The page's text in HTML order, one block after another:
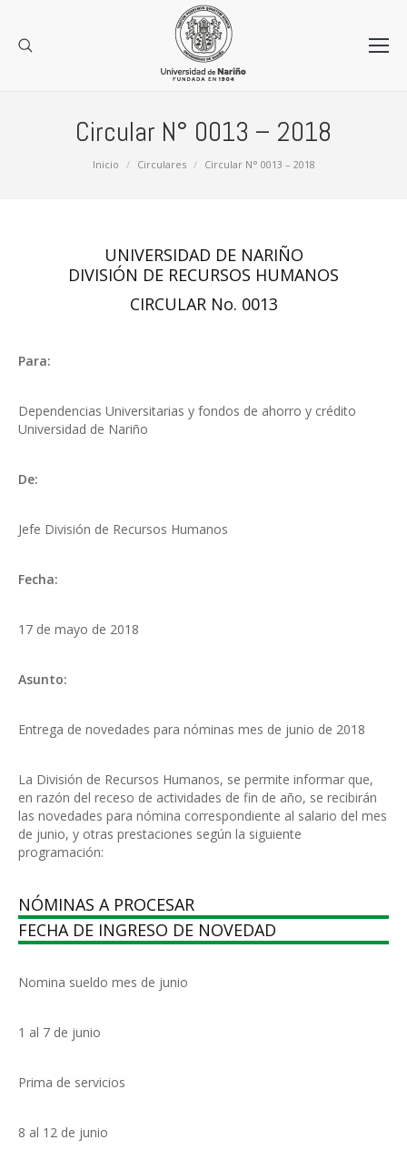
Circular N° 0013 – 2018
Inicio Circulares Circular N° 0013 – 2018
UNIVERSIDAD DE NARIÑO
DIVISIÓN DE RECURSOS HUMANOS
CIRCULAR No. 0013
Para:
Dependencias Universitarias y fondos de ahorro y crédito
Universidad de Nariño
De:
Jefe División de Recursos Humanos
Fecha:
17 de mayo de 2018
Asunto:
Entrega de novedades para nóminas mes de junio de 2018
La División de Recursos Humanos, se permite informar que,
en razón del receso de actividades de fin de año, se recibirán
las novedades para nómina correspondiente al salario del mes
de junio, y otras prestaciones según la siguiente
programación:
NÓMINAS A PROCESAR
FECHA DE INGRESO DE NOVEDAD
Nomina sueldo mes de junio
1 al 7 de junio
Prima de servicios
8 al 12 de junio